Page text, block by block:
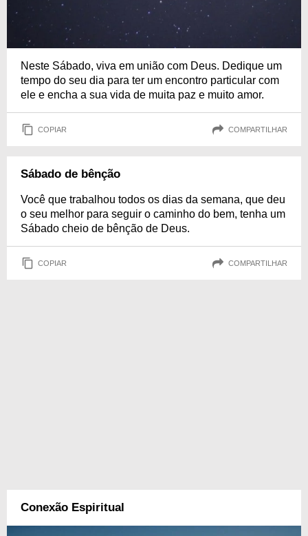
Neste Sábado, viva em união com Deus. Dedique um
tempo do seu dia para ter um encontro particular com
ele e encha a sua vida de muita paz e muito amor.
COPIAR COMPARTILHAR
Sábado de bênção
Você que trabalhou todos os dias da semana, que deu
o seu melhor para seguir o caminho do bem, tenha um
Sábado cheio de bênção de Deus.
COPIAR COMPARTILHAR
Conexão Espiritual